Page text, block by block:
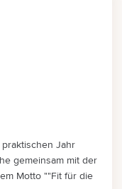
Jahr
gemeinsam mit der
Motto ""Fit für die